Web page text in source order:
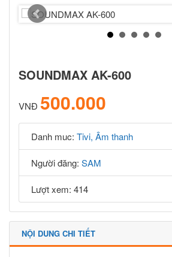
SOUNDMAX AK-600
VNĐ 500.000
Danh muc: Tivi, Âm thanh
Người đăng: SAM
Lượt xem: 414
NỘI DUNG CHI TIẾT